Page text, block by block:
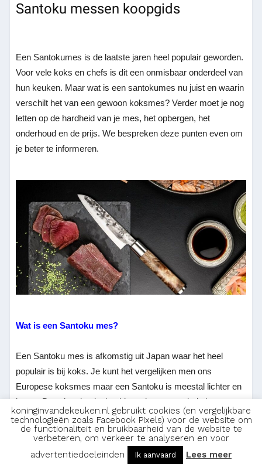
Santoku messen koopgids
Een Santokumes is de laatste jaren heel populair geworden.
Voor vele koks en chefs is dit een onmisbaar onderdeel van
hun keuken. Maar wat is een santokumes nu juist en waarin
verschilt het van een gewoon koksmes? Verder moet je nog
letten op de hardheid van je mes, het opbergen, het
onderhoud en de prijs. We bespreken deze punten even om
je beter te informeren.
Wat is een Santoku mes?
Een Santoku mes is afkomstig uit Japan waar het heel
populair is bij koks. Je kunt het vergelijken men ons
Europese koksmes maar een Santoku is meestal lichter en
korter. Daardoor begint het hier ook aan populariteit te
winnen, je kunt dit mes makkelijk gebruiken om te snijden,
te pletten en te scheppen.
Een Santoku mes is meestal ook gemaakt van een ander
koninginvandekeuken.nl gebruikt cookies (en vergelijkbare
technologieën zoals Facebook Pixels) voor de website om
de functionaliteit en bruikbaarheid van de website te
verbeteren, om verkeer te analyseren en voor
advertentiedoeleinden
Ik aanvaard Lees meer